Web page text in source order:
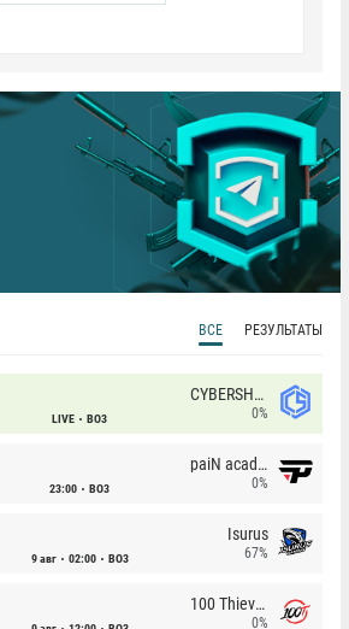
ВСЕ РЕЗУЛЬТАТЫ
LIVE BO3
CYBERSHOKE
0%
23:00 BO3
paiN academy
0%
9 авг 02:00 BO3
Isurus
67%
100 Thieves
0%